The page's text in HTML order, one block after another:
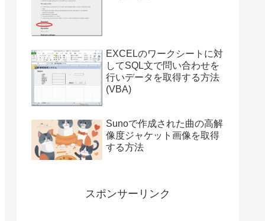
. "\n";
win","UTF-8") . " ("
8") . ")\t"
EXCELのワークシートに対
してSQL文で問い合わせを
行いデータを取得する方法
(VBA)
Sunoで作成された曲の高解
像度ジャケット画像を取得
する方法
スポンサーリンク